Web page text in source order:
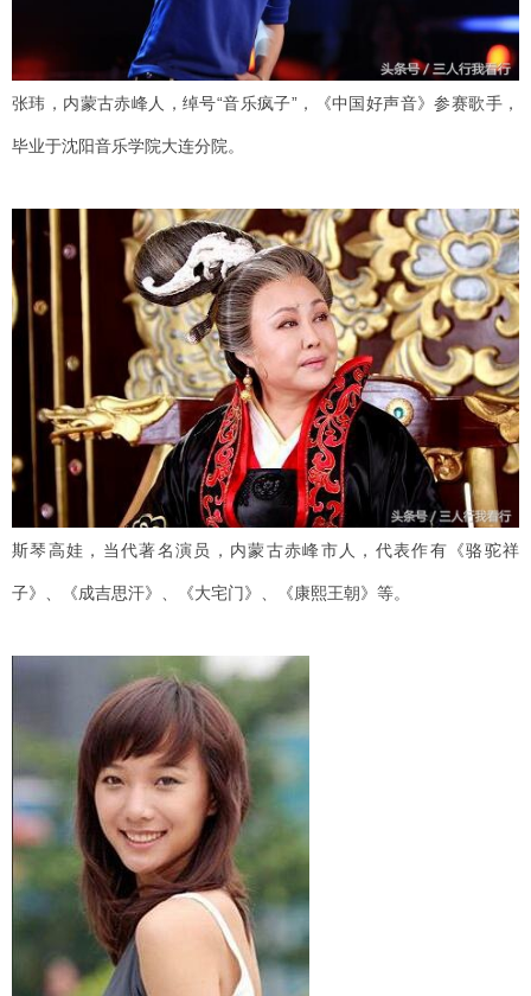
张玮，内蒙古赤峰人，绰号“音乐疯子”，《中国好声音》参赛歌手，
毕业于沈阳音乐学院大连分院。
斯琴高娃，当代著名演员，内蒙古赤峰市人，代表作有《骆驼祥
子》、《成吉思汗》、《大宅门》、《康熙王朝》等。